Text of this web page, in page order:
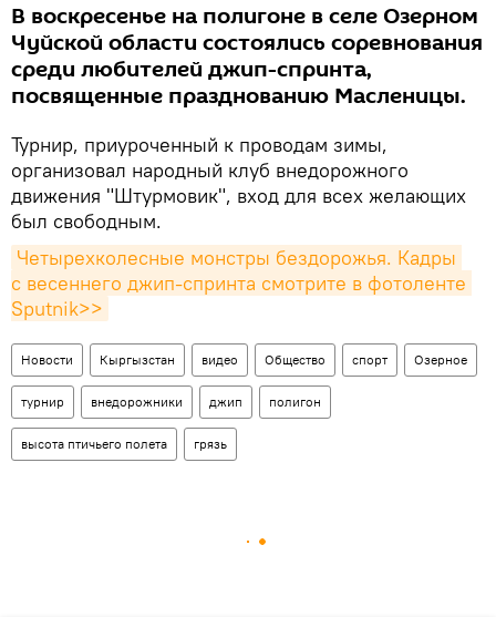
В воскресенье на полигоне в селе Озерном
Чуйской области состоялись соревнования
среди любителей джип-спринта,
посвященные празднованию Масленицы.
Турнир, приуроченный к проводам зимы,
организовал народный клуб внедорожного
движения "Штурмовик", вход для всех желающих
был свободным.
Четырехколесные монстры бездорожья. Кадры
с весеннего джип-спринта смотрите в фотоленте
Sputnik>>
Новости Кыргызстан видео Общество спорт Озерное
турнир внедорожники джип полигон
высота птичьего полета грязь